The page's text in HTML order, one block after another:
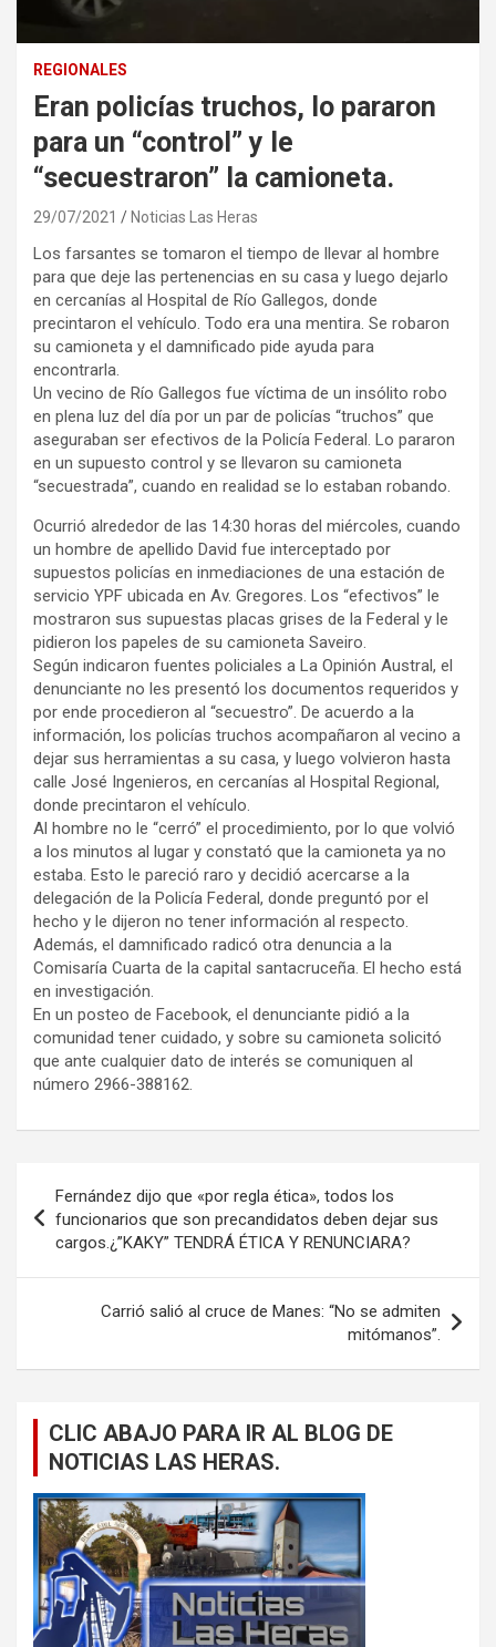
REGIONALES
Eran policías truchos, lo pararon
para un “control” y le
“secuestraron” la camioneta.
29/07/2021 Noticias Las Heras
Los farsantes se tomaron el tiempo de llevar al hombre
para que deje las pertenencias en su casa y luego dejarlo
en cercanías al Hospital de Río Gallegos, donde
precintaron el vehículo. Todo era una mentira. Se robaron
su camioneta y el damnificado pide ayuda para
encontrarla.
Un vecino de Río Gallegos fue víctima de un insólito robo
en plena luz del día por un par de policías “truchos” que
aseguraban ser efectivos de la Policía Federal. Lo pararon
en un supuesto control y se llevaron su camioneta
“secuestrada”, cuando en realidad se lo estaban robando.
Ocurrió alrededor de las 14:30 horas del miércoles, cuando
un hombre de apellido David fue interceptado por
supuestos policías en inmediaciones de una estación de
servicio YPF ubicada en Av. Gregores. Los “efectivos” le
mostraron sus supuestas placas grises de la Federal y le
pidieron los papeles de su camioneta Saveiro.
Según indicaron fuentes policiales a La Opinión Austral, el
denunciante no les presentó los documentos requeridos y
por ende procedieron al “secuestro”. De acuerdo a la
información, los policías truchos acompañaron al vecino a
dejar sus herramientas a su casa, y luego volvieron hasta
calle José Ingenieros, en cercanías al Hospital Regional,
donde precintaron el vehículo.
Al hombre no le “cerró” el procedimiento, por lo que volvió
a los minutos al lugar y constató que la camioneta ya no
estaba. Esto le pareció raro y decidió acercarse a la
delegación de la Policía Federal, donde preguntó por el
hecho y le dijeron no tener información al respecto.
Además, el damnificado radicó otra denuncia a la
Comisaría Cuarta de la capital santacruceña. El hecho está
en investigación.
En un posteo de Facebook, el denunciante pidió a la
comunidad tener cuidado, y sobre su camioneta solicitó
que ante cualquier dato de interés se comuniquen al
número 2966-388162.
de
entradas
Fernández dijo que «por regla ética», todos los
funcionarios que son precandidatos deben dejar sus
cargos.¿”KAKY” TENDRÁ ÉTICA Y RENUNCIARA?
Carrió salió al cruce de Manes: “No se admiten
mitómanos”.
CLIC ABAJO PARA IR AL BLOG DE
NOTICIAS LAS HERAS.